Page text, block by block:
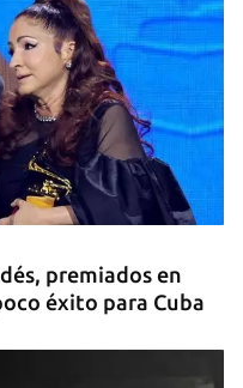
premiados en
éxito para Cuba